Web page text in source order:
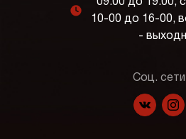
l
09:00 до 19:00,
10-00 до 16-00,
-
Соц. сети
f p